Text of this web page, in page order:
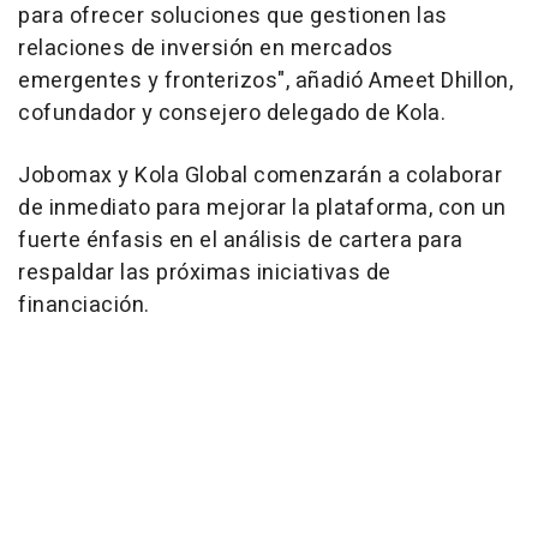
para ofrecer soluciones que gestionen las
relaciones de inversión en mercados
emergentes y fronterizos", añadióAmeet Dhillon,
cofundador y consejero delegado de Kola.
Jobomax y Kola Global comenzarán a colaborar
de inmediato para mejorar la plataforma, con un
fuerte énfasis en el análisis de cartera para
respaldar las próximas iniciativas de
financiación.